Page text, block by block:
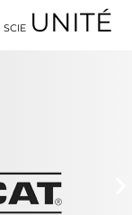
SCIE UNITÉ